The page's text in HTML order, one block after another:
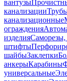
вантузы
канализации
канализационные
ограждения
изделия
штифты
шайбыЗаклепки
анкерыКарабины
универсальные